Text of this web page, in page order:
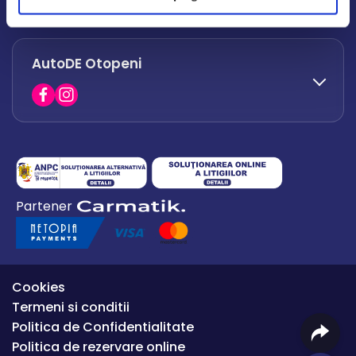
office.afumati@autode.ro
0730 063 852
0730 063 851
AutoDE Otopeni
0754 649 360
office.premium@autode.ro
Partener
Cookies
Termeni si conditii
Politica de Confidentialitate
Politica de rezervare online